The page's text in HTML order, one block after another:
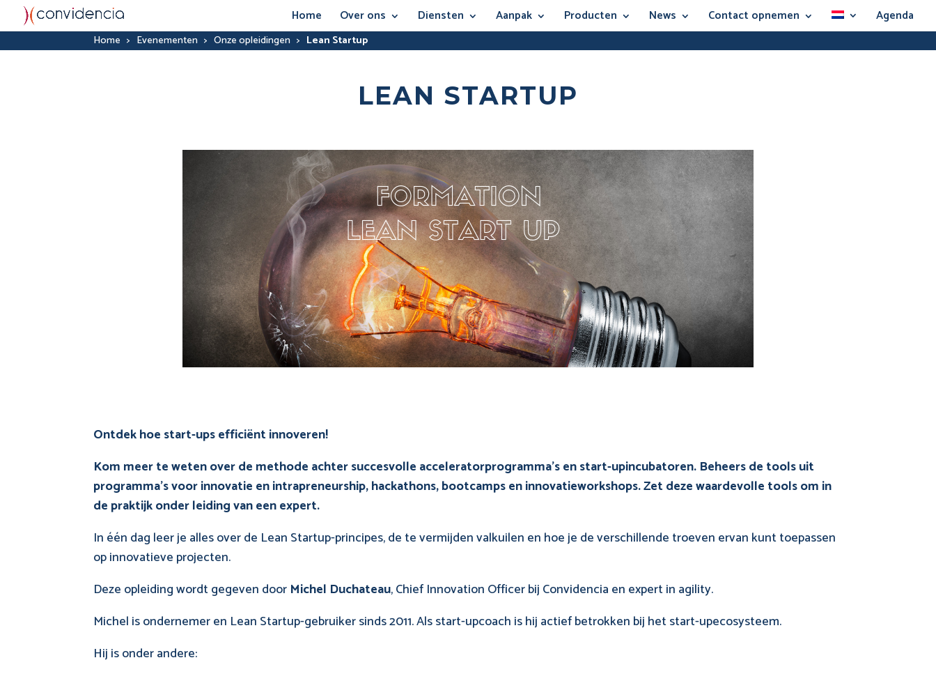
Home Over ons Diensten Aanpak Producten News Contact opnemen Agenda
Home > Evenementen >Onze opleidingen > Lean Startup
LEAN STARTUP
Ontdek hoe start-ups efficiënt innoveren!
Kom meer te weten over de methode achter succesvolle acceleratorprogramma’s en start-upincubatoren. Beheers de tools uit
programma’s voor innovatie en intrapreneurship, hackathons, bootcamps en innovatieworkshops. Zet deze waardevolle tools om in
de praktijk onder leiding van een expert.
In één dag leer je alles over de Lean Startup-principes, de te vermijden valkuilen en hoe je de verschillende troeven ervan kunt toepassen
op innovatieve projecten.
Deze opleiding wordt gegeven door Michel Duchateau, Chief Innovation Officer bij Convidencia en expert in agility.
Michel is ondernemer en Lean Startup-gebruiker sinds 2011. Als start-upcoach is hij actief betrokken bij het start-upecosysteem.
Hij is onder andere: